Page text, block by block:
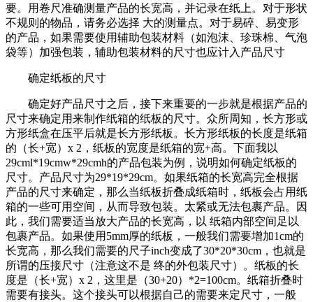
要。用卷尺准确测量产品的长宽高，并记录在纸上。对于形状
不规则的物品，请务必选择 大的测量点。对于易碎、易变形
的产品，如果需要使用辅助包装材料（如泡沫、珍珠棉、气泡
袋等）加强包装，辅助包装材料的尺寸也应计入产品尺寸
确定纸板的尺寸
确定好产品尺寸之后，接下来重要的一步就是根据产品的
尺寸来确定用来制作纸箱的纸板的尺寸。众所周知，长方形或
方形纸盒在压平后就是长方形纸板。长方形纸板的长度是纸箱
的（长+宽）x 2，纸板的宽度是纸箱的宽+高。下面我以
29cml*19cmw*29cmh的产品包装为例，说明如何确定纸板的
尺寸。产品尺寸为29*19*29cm。如果纸箱的长宽高完全根据
产品的尺寸来确定，那么当纸板折叠成纸箱时，纸板会占用纸
箱的一些可用空间，从而导致包装。太紧或无法包裹产品。因
此，我们需要适当放大产品的长宽高，以 纸箱内部空间足以
包裹产品。如果使用5mm厚的纸板，一般我们需要增加1cm的
长宽高，那么我们需要的尺子inch变成了30*20*30cm，也就是
所谓的压接尺寸（注意这不是 终的外包装尺寸）。纸板的长
度是（长+宽）x 2，这里是（30+20）*2=100cm。纸箱折叠时
需要有接头。这个接头可以根据自己的需要来定尺寸，一般